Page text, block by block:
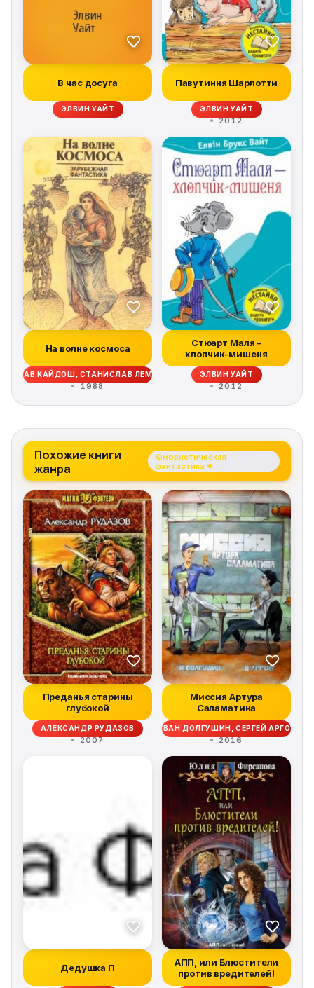
В час досуга
ЭЛВИН УАЙТ
Павутиння Шарлотти
ЭЛВИН УАЙТ
2012
На волне космоса
КАЙДОШ, СТАНИСЛАВ ЛЕМ, ЭМИЛЬ ЛУДВИТ, КЭТРИН
1988
Стюарт Маля –
хлопчик-мишеня
ЭЛВИН УАЙТ
2012
Похожие книги
жанра
Юмористическая
фантастика →
Преданья старины
глубокой
АЛЕКСАНДР РУДАЗОВ
2007
Миссия Артура
Саламатина
ИВАН ДОЛГУШИН, СЕРГЕЙ АРГОВ
2016
Дедушка П
АПП, или Блюстители
против вредителей!